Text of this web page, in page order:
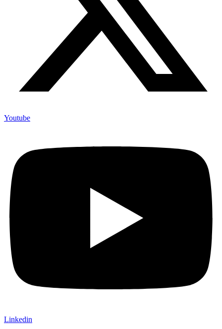
Youtube
Linkedin